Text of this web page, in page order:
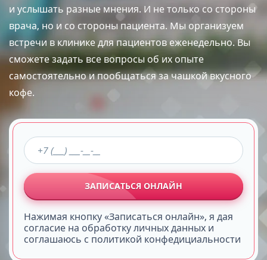
и услышать разные мнения. И не только со стороны
врача, но и со стороны пациента. Мы организуем
встречи в клинике для пациентов еженедельно. Вы
сможете задать все вопросы об их опыте
самостоятельно и пообщаться за чашкой вкусного
кофе.
ЗАПИСАТЬСЯ ОНЛАЙН
Нажимая кнопку «Записаться онлайн», я дая
согласие на обработку личных данных и
соглашаюсь с политикой конфедициальности